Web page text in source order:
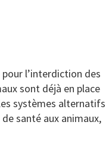
l’interdiction des
sont déjà en place
systèmes alternatifs
santé aux animaux,